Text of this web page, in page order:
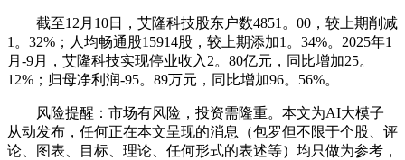
截至12月10日，艾隆科技股东户数4851。00，较上期削减
1。32%；人均畅通股15914股，较上期添加1。34%。2025年1
月-9月，艾隆科技实现停业收入2。80亿元，同比增加25。
12%；归母净利润-95。89万元，同比增加96。56%。
风险提醒：市场有风险，投资需隆重。本文为AI大模子
从动发布，任何正在本文呈现的消息（包罗但不限于个股、评
论、图表、目标、理论、任何形式的表述等）均只做为参考，